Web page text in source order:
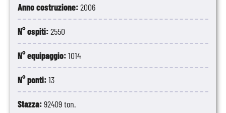
Anno costruzione:2006
N° ospiti:2550
N° equipaggio:1014
N° ponti:13
Stazza:92409 ton.